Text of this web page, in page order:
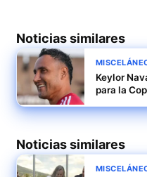
Noticias similares
Keylor
para la
Noticias similares